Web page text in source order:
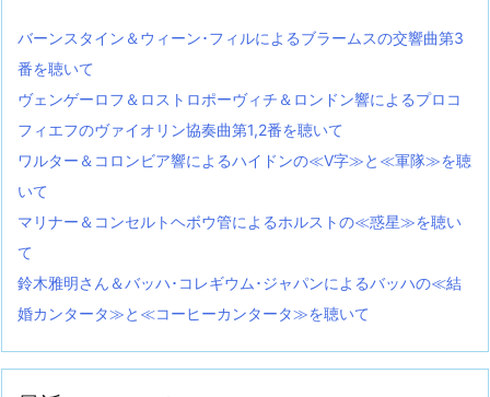
バーンスタイン＆ウィーン･フィルによるブラームスの交響曲第3
番を聴いて
ヴェンゲーロフ＆ロストロポーヴィチ＆ロンドン響によるプロコ
フィエフのヴァイオリン協奏曲第1,2番を聴いて
ワルター＆コロンビア響によるハイドンの≪V字≫と≪軍隊≫を聴
いて
マリナー＆コンセルトヘボウ管によるホルストの≪惑星≫を聴い
て
鈴木雅明さん＆バッハ･コレギウム･ジャパンによるバッハの≪結
婚カンタータ≫と≪コーヒーカンタータ≫を聴いて